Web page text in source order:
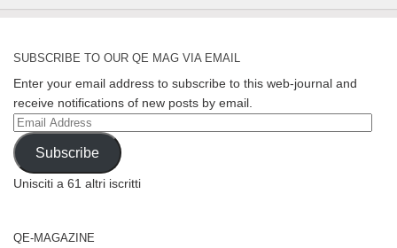
SUBSCRIBE TO OUR QE MAG VIA EMAIL
Enter your email address to subscribe to this web-journal and
receive notifications of new posts by email.
Email
Address
Subscribe
Unisciti a 61 altri iscritti
QE-MAGAZINE